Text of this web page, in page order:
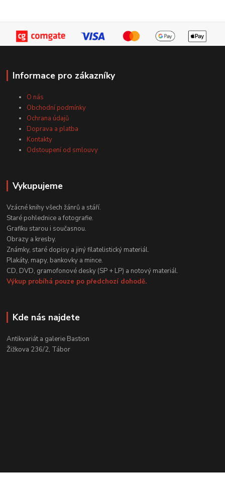
Informace pro zákazníky
O nás
Obchodní podmínky
Ochrana údajů
Doprava a platba
Kontakty
Odstoupení od smlouvy
Vykupujeme
Vzácné knihy všech žánrů a stáří.
Staré pohlednice a fotografie.
Grafiku starou i současnou.
Obrazy a kresby.
Známky, staré dopisy a jiný filatelistický materiál.
Plakáty, mapy, bankovky a mince.
CD, DVD, gramofonové desky (SP + LP) a notový materiál.
Výkup probíhá pouze po předchozí dohodě.
Kde nás najdete
Antikvariát a galerie Bastion
Žižkova 236/2, Tábor